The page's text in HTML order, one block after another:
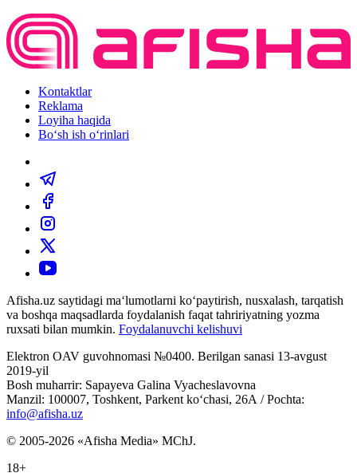
Kontaktlar
Reklama
Loyiha haqida
Bo‘sh ish o‘rinlari
Afisha.uz saytidagi ma‘lumotlarni ko‘paytirish, nusxalash, tarqatish
va boshqa maqsadlarda foydalanish faqat tahririyatning yozma
ruxsati bilan mumkin. Foydalanuvchi kelishuvi
Elektron OAV guvohnomasi №0400. Berilgan sanasi 13-avgust
2019-yil
Bosh muharrir: Sapayeva Galina Vyacheslavovna
Manzil: 100007, Toshkent, Parkent ko‘chasi, 26А / Pochta:
info@afisha.uz
© 2005-2026 «Afisha Media» MChJ.
18+